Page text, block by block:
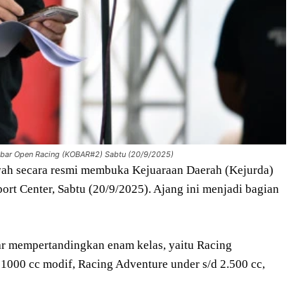
Open Racing (KOBAR#2) Sabtu (20/9/2025)
secara resmi membuka Kejuaraan Daerah (Kejurda)
Center, Sabtu (20/9/2025). Ajang ini menjadi bagian
enam kelas, yaitu Racing
cc modif, Racing Adventure under s/d 2.500 cc,